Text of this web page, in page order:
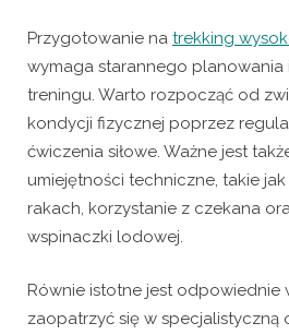
Przygotowanie na trekking
wymaga starannego
treningu. Warto rozpocząć od
kondycji fizycznej poprzez
ćwiczenia siłowe. Ważne jest
umiejętności techniczne, takie
rakach, korzystanie z czekana
wspinaczki lodowej.
Równie istotne jest odpowiednie
zaopatrzyć się w specjalistyczną